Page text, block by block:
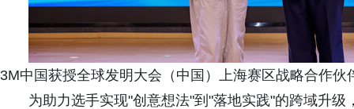
3M中国获授全球发明大会（中国）上海赛区战略合作伙
为助力选手实现"创意想法"到"落地实践"的跨域升